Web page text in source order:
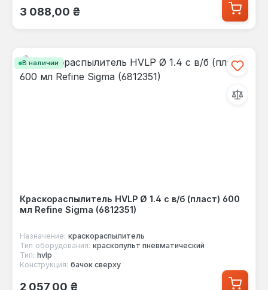
Обычная цена:
3 088,00 ₴
В наличии
Краскораспылитель HVLP Ø 1.4 с в/б (пласт) 600
мл Refine Sigma (6812351)
Назначение: краскораспылитель
Тип оборудования: краскопульт пневматический
Тип: hvlp
Конструкция: бачок сверху
Обычная цена:
2 057,00 ₴